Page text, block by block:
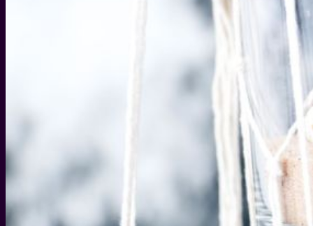
WEIHNACHTS-GESCHENKIDEEN
DIY IDEEN FÜR WEIHNACHTEN